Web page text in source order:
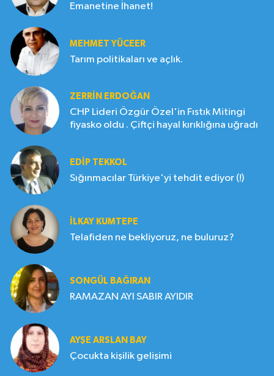
Emanetine İhanet!
MEHMET YÜCEER
Tarım politikaları ve açlık.
ZERRIN ERDOĞAN
CHP Lideri Özgür Özel'in Fıstık Mitingi
fiyasko oldu . Çiftçi hayal kırıklığına uğradı
EDIP TEKKOL
Sığınmacılar Türkiye'yi tehdit ediyor (!)
İLKAY KUMTEPE
Telafiden ne bekliyoruz, ne buluruz?
SONGÜL BAĞIRAN
RAMAZAN AYI SABIR AYIDIR
AYŞE ARSLAN BAY
Çocukta kişilik gelişimi